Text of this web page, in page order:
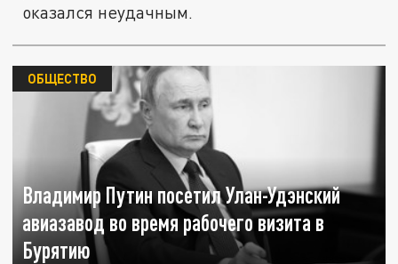
оказался неудачным.
Владимир Путин посетил Улан-Удэнский
авиазавод во время рабочего визита в
Бурятию
ОБЩЕСТВО